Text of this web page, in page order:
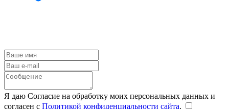
Я даю Согласие на обработку моих персональных данных и
согласен с Политикой конфиденциальности сайта.